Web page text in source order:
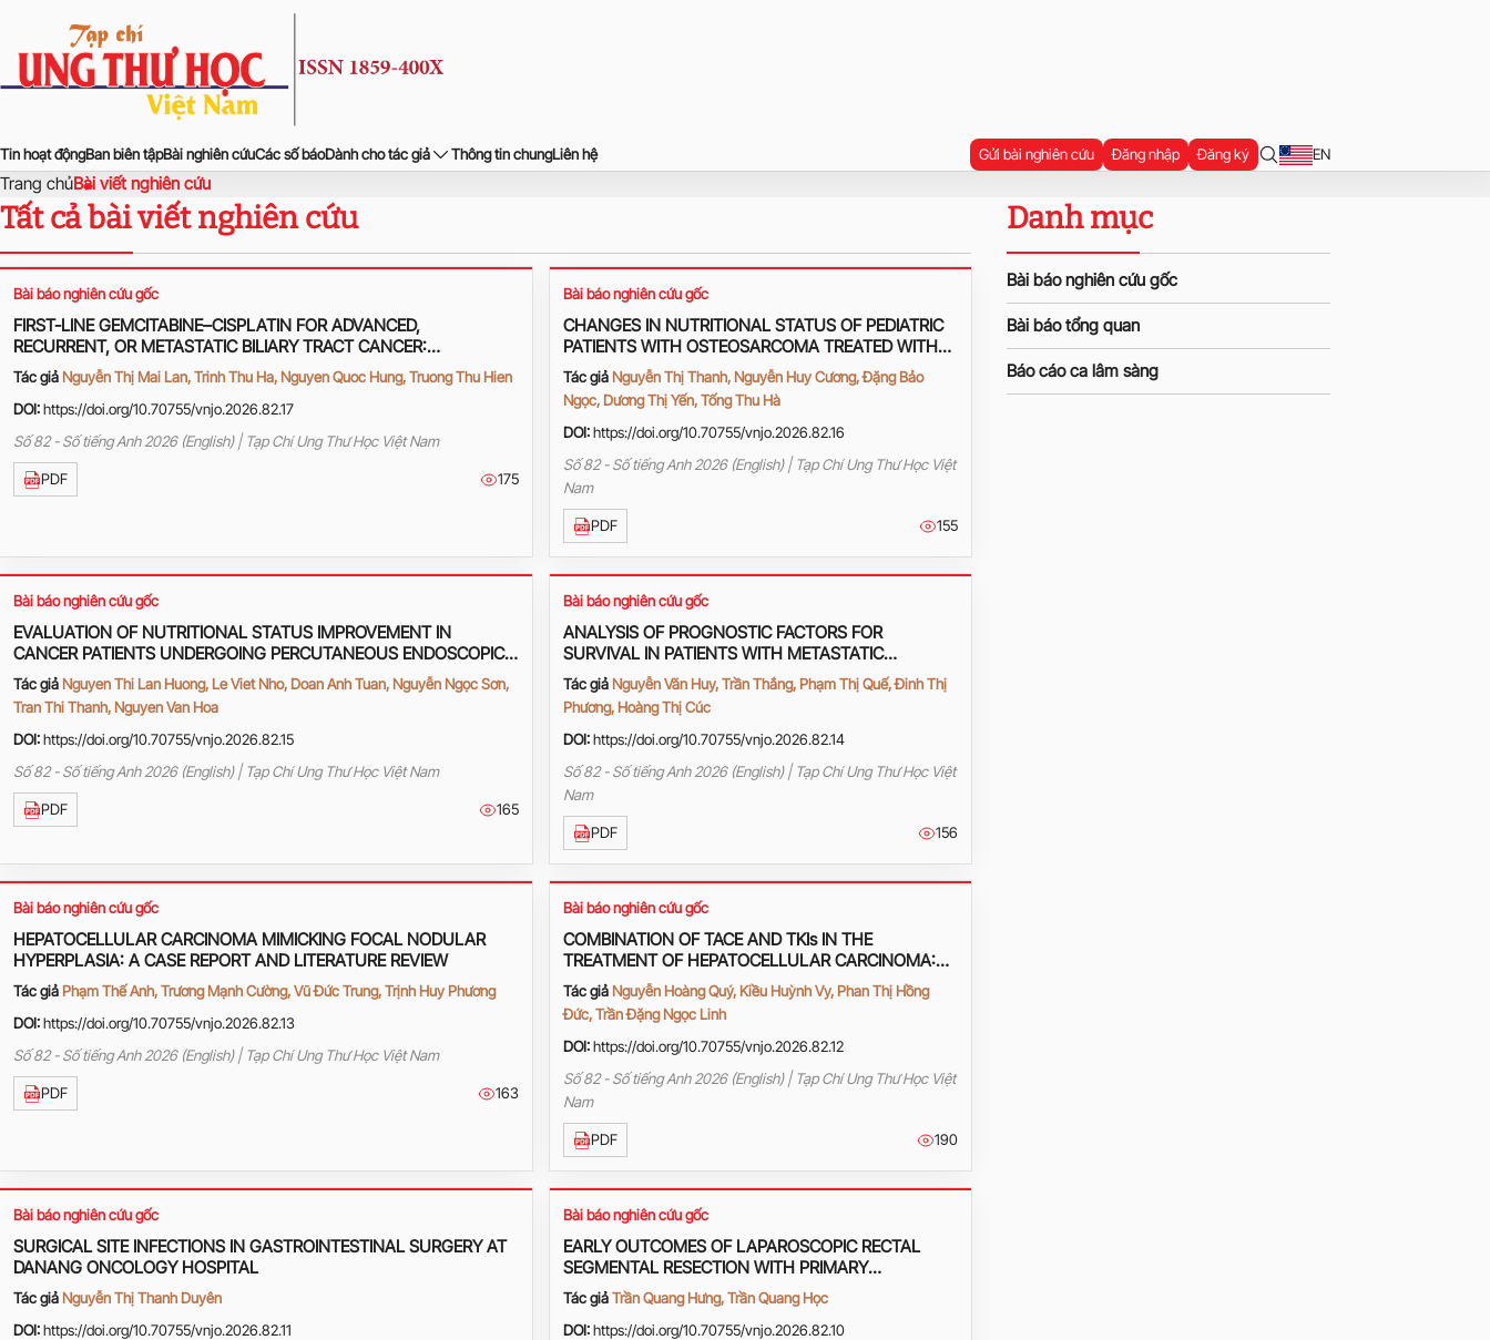
Tin hoạt độngBan biên tậpBài nghiên cứuCác số báoDành cho tác giả Thông tin chungLiên hệ Gửi bài nghiên cứu Đăng nhập Đăng ký EN
Trang chủBài viết nghiên cứu
Tất cả bài viết nghiên cứu
Bài báo nghiên cứu gốc
FIRST-LINE GEMCITABINE–CISPLATIN FOR ADVANCED,
RECURRENT, OR METASTATIC BILIARY TRACT CANCER:
TREATMENT OUTCOMES AT HANOI ONCOLOGY HOSPITAL
Tác giả Nguyễn Thị Mai Lan, Trinh Thu Ha, Nguyen Quoc Hung, Truong Thu Hien
DOI:https://doi.org/10.70755/vnjo.2026.82.17
Số 82 - Số tiếng Anh 2026 (English) | Tạp Chí Ung Thư Học Việt Nam
PDF 175
Bài báo nghiên cứu gốc
CHANGES IN NUTRITIONAL STATUS OF PEDIATRIC
PATIENTS WITH OSTEOSARCOMA TREATED WITH
THE MAP REGIMEN IN 2022–2024 AND
ASSOCIATED FACTORS
Tác giả Nguyễn Thị Thanh, Nguyễn Huy Cương, Đặng Bảo
Ngọc, Dương Thị Yến, Tống Thu Hà
DOI:https://doi.org/10.70755/vnjo.2026.82.16
Số 82 - Số tiếng Anh 2026 (English) | Tạp Chí Ung Thư Học Việt
Nam
PDF 155
Bài báo nghiên cứu gốc
EVALUATION OF NUTRITIONAL STATUS IMPROVEMENT IN
CANCER PATIENTS UNDERGOING PERCUTANEOUS ENDOSCOPIC
GASTROSTOMY (PEG)
Tác giả Nguyen Thi Lan Huong, Le Viet Nho, Doan Anh Tuan, Nguyễn Ngọc Sơn,
Tran Thi Thanh, Nguyen Van Hoa
DOI:https://doi.org/10.70755/vnjo.2026.82.15
Số 82 - Số tiếng Anh 2026 (English) | Tạp Chí Ung Thư Học Việt Nam
PDF 165
Bài báo nghiên cứu gốc
ANALYSIS OF PROGNOSTIC FACTORS FOR
SURVIVAL IN PATIENTS WITH METASTATIC
PANCREATIC CANCER RECEIVING FIRST-LINE
mFOLFIRINOX AT K HOSPITAL
Tác giả Nguyễn Văn Huy, Trần Thắng, Phạm Thị Quế, Đinh Thị
Phương, Hoàng Thị Cúc
DOI:https://doi.org/10.70755/vnjo.2026.82.14
Số 82 - Số tiếng Anh 2026 (English) | Tạp Chí Ung Thư Học Việt
Nam
PDF 156
Bài báo nghiên cứu gốc
HEPATOCELLULAR CARCINOMA MIMICKING FOCAL NODULAR
HYPERPLASIA: A CASE REPORT AND LITERATURE REVIEW
Tác giả Phạm Thế Anh, Trương Mạnh Cường, Vũ Đức Trung, Trịnh Huy Phương
DOI:https://doi.org/10.70755/vnjo.2026.82.13
Số 82 - Số tiếng Anh 2026 (English) | Tạp Chí Ung Thư Học Việt Nam
PDF 163
Bài báo nghiên cứu gốc
COMBINATION OF TACE AND TKIs IN THE
TREATMENT OF HEPATOCELLULAR CARCINOMA:
FROM THEORY TO CLINICAL PRACTICE
Tác giả Nguyễn Hoàng Quý, Kiều Huỳnh Vy, Phan Thị Hồng
Đức, Trần Đặng Ngọc Linh
DOI:https://doi.org/10.70755/vnjo.2026.82.12
Số 82 - Số tiếng Anh 2026 (English) | Tạp Chí Ung Thư Học Việt
Nam
PDF 190
Bài báo nghiên cứu gốc
SURGICAL SITE INFECTIONS IN GASTROINTESTINAL SURGERY AT
DANANG ONCOLOGY HOSPITAL
Tác giả Nguyễn Thị Thanh Duyên
DOI:https://doi.org/10.70755/vnjo.2026.82.11
Bài báo nghiên cứu gốc
EARLY OUTCOMES OF LAPAROSCOPIC RECTAL
SEGMENTAL RESECTION WITH PRIMARY
ANASTOMOSIS IN THE TREATMENT OF RECTAL
CANCER AT VIET TIEP FRIENDSHIP HOSPITAL
Tác giảTrần Quang Hưng, Trần Quang Học
DOI:https://doi.org/10.70755/vnjo.2026.82.10
Danh mục
Bài báo nghiên cứu gốc
Bài báo tổng quan
Báo cáo ca lâm sàng